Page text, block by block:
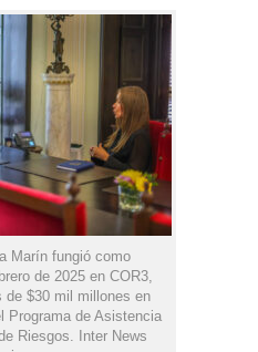
Marín fungió como
de 2025 en COR3,
de $30 mil millones en
Programa de Asistencia
Riesgos. Inter News